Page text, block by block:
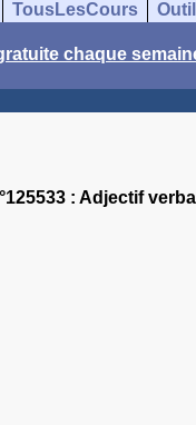
TousLesCours
chaque
: Adjectif